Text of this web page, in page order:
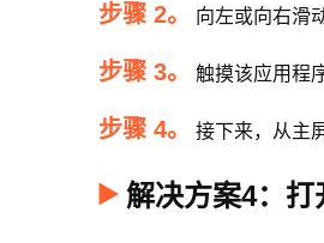
步骤 2。 向左或向右滑
步骤 3。 触摸该应用程
步骤 4。 接下来，从主
解决方案4：